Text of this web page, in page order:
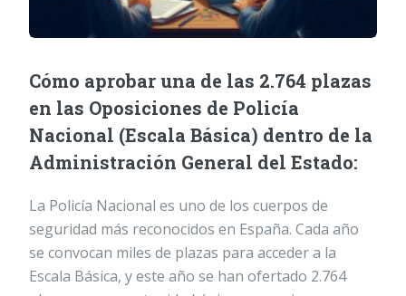
Cómo aprobar una de las 2.764 plazas
en las Oposiciones de Policía
Nacional (Escala Básica) dentro de la
Administración General del Estado:
La Policía Nacional es uno de los cuerpos de
seguridad más reconocidos en España. Cada año
se convocan miles de plazas para acceder a la
Escala Básica, y este año se han ofertado 2.764